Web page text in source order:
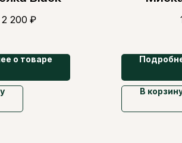
2 200 ₽
о товаре
В